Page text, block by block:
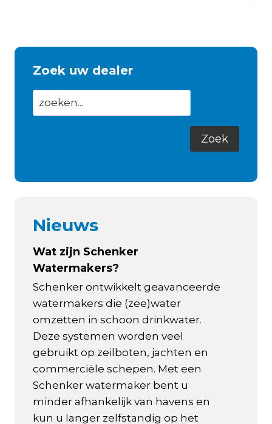
Zoek uw dealer
Nieuws
Wat zijn Schenker
Watermakers?
Schenker ontwikkelt geavanceerde
watermakers die (zee)water
omzetten in schoon drinkwater.
Deze systemen worden veel
gebruikt op zeilboten, jachten en
commerciële schepen. Met een
Schenker watermaker bent u
minder afhankelijk van havens en
kun u langer zelfstandig op het